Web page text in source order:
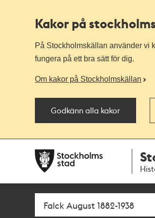
Kakor på
På Stockholmskällan använder vi
fungera på ett bra sätt för dig.
Om kakor på Stockholmskällan
Godkänn alla kakor
navigationen
huvudinnehållet
Sök